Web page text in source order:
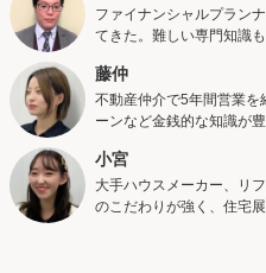
ファイナンシャルプラン
てきた。難しい専門知識
藤仲
不動産仲介で5年間営業を
ーンなど金銭的な知識が豊
小宮
大手ハウスメーカー、リ
のこだわりが強く、住宅展